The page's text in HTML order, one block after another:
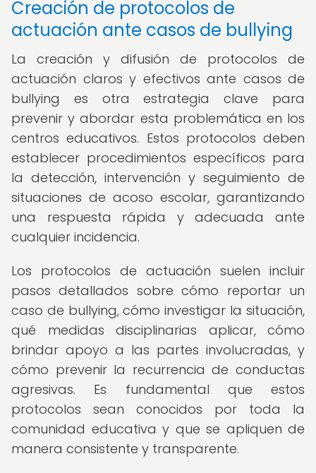
Creación de protocolos de
actuación ante casos de bullying
La creación y difusión de protocolos de
actuación claros y efectivos ante casos de
bullying es otra estrategia clave para
prevenir y abordar esta problemática en los
centros educativos. Estos protocolos deben
establecer procedimientos específicos para
la detección, intervención y seguimiento de
situaciones de acoso escolar, garantizando
una respuesta rápida y adecuada ante
cualquier incidencia.
Los protocolos de actuación suelen incluir
pasos detallados sobre cómo reportar un
caso de bullying, cómo investigar la situación,
qué medidas disciplinarias aplicar, cómo
brindar apoyo a las partes involucradas, y
cómo prevenir la recurrencia de conductas
agresivas. Es fundamental que estos
protocolos sean conocidos por toda la
comunidad educativa y que se apliquen de
manera consistente y transparente.